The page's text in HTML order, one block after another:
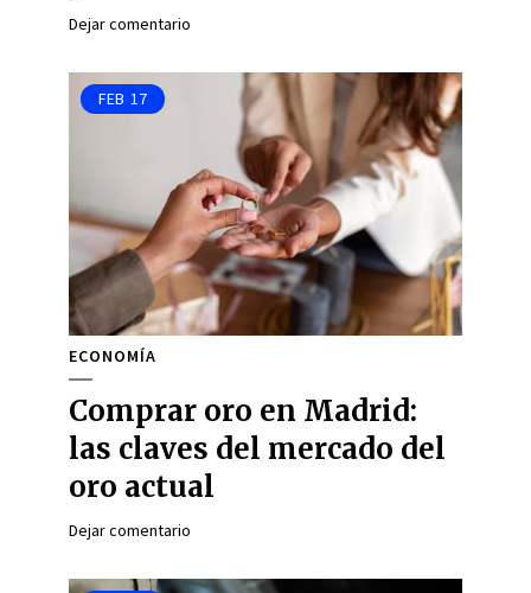
Dejar comentario
FEB 17
ECONOMÍA
Comprar oro en Madrid:
las claves del mercado del
oro actual
Dejar comentario